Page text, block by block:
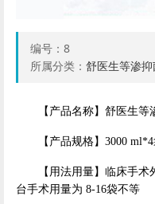
编号： 8
所属分类： 舒医生等渗
【产品名称】舒医生等
【产品规格】3000 ml*4
【用法用量】临床手术
台手术用量为 8-16袋不等